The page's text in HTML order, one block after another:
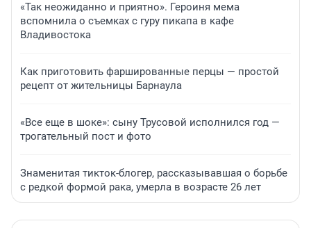
«Так неожиданно и приятно». Героиня мема
вспомнила о съемках с гуру пикапа в кафе
Владивостока
Как приготовить фаршированные перцы — простой
рецепт от жительницы Барнаула
«Все еще в шоке»: сыну Трусовой исполнился год —
трогательный пост и фото
Знаменитая тикток-блогер, рассказывавшая о борьбе
с редкой формой рака, умерла в возрасте 26 лет